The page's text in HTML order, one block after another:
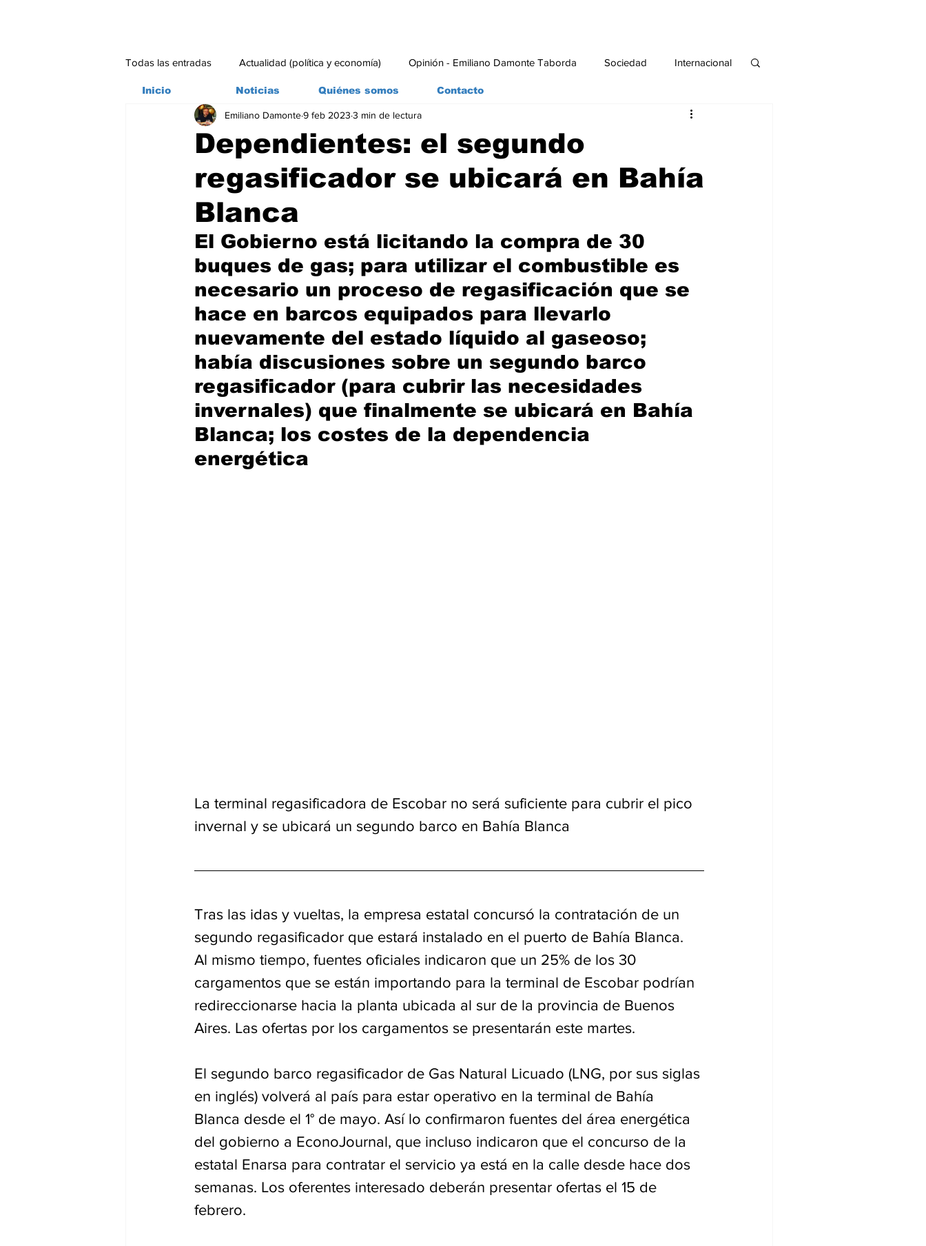
Todas las entradas Actualidad (política y economía) Opinión - Emiliano Damonte Taborda Sociedad Internacional
Ambiente Editorial Economía y Producción
Dependientes: el segundo
regasificador se ubicará en Bahía
Blanca
Emiliano Damonte9 feb 2023 3 min de lectura
El Gobierno está licitando la compra de 30
buques de gas; para utilizar el combustible es
necesario un proceso de regasificación que se
hace en barcos equipados para llevarlo
nuevamente del estado líquido al gaseoso;
había discusiones sobre un segundo barco
regasificador (para cubrir las necesidades
invernales) que finalmente se ubicará en Bahía
Blanca; los costes de la dependencia
energética
La terminal regasificadora de Escobar no será suficiente para cubrir el pico
invernal y se ubicará un segundo barco en Bahía Blanca
Tras las idas y vueltas, la empresa estatal concursó la contratación de un
segundo regasificador que estará instalado en el puerto de Bahía Blanca.
Al mismo tiempo, fuentes oficiales indicaron que un 25% de los 30
cargamentos que se están importando para la terminal de Escobar podrían
redireccionarse hacia la planta ubicada al sur de la provincia de Buenos
Aires. Las ofertas por los cargamentos se presentarán este martes.
El segundo barco regasificador de Gas Natural Licuado (LNG, por sus siglas
en inglés) volverá al país para estar operativo en la terminal de Bahía
Blanca desde el 1° de mayo. Así lo confirmaron fuentes del área energética
del gobierno a EconoJournal, que incluso indicaron que el concurso de la
estatal Enarsa para contratar el servicio ya está en la calle desde hace dos
semanas. Los oferentes interesado deberán presentar ofertas el 15 de
febrero.
Inicio Noticias Quiénes somos Contacto